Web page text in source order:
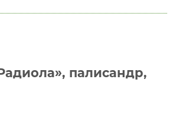
палисандр,